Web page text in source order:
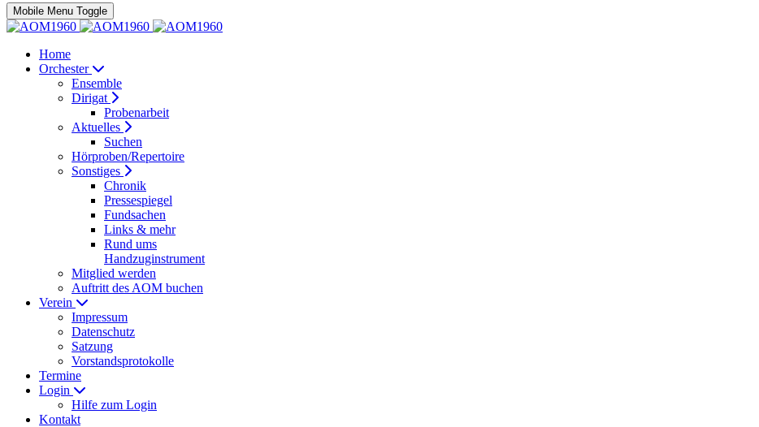
Mobile Menu Toggle
Home
Orchester
Ensemble
Dirigat
Probenarbeit
Aktuelles
Suchen
Hörproben/Repertoire
Sonstiges
Chronik
Pressespiegel
Fundsachen
Links & mehr
Rund ums
Handzuginstrument
Mitglied werden
Auftritt des AOM buchen
Verein
Impressum
Datenschutz
Satzung
Vorstandsprotokolle
Termine
Login
Hilfe zum Login
Kontakt